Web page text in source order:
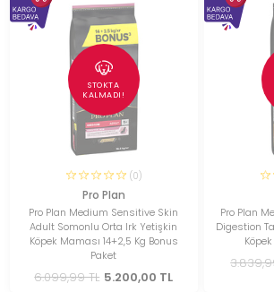
STOKTA
KALMADI!
(0)
Pro Plan
Pro Plan Medium Sensitive Skin
Adult Somonlu Orta Irk Yetişkin
Köpek Maması 14+2,5 Kg Bonus
Paket
6.099,99 TL 5.200,00 TL
Pro Plan
Digestion